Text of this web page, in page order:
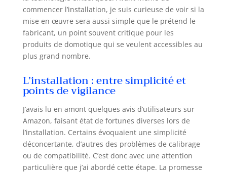
cas de tentative
d'intrusion grâce
au capteur
d'alarme 3D -
Volume du son de
grâce à Bridge One
avec messages
sur le téléphone
portable ; en cas
d'alarme ou
d'autres
événements Plus
de détails : de
commencer l’installation, je suis curieuse de voir si la
mise en œuvre sera aussi simple que le prétend le
fabricant, un point souvent critique pour les
produits de domotique qui se veulent accessibles au
plus grand nombre.
L’installation : entre simplicité et
points de vigilance
J’avais lu en amont quelques avis d’utilisateurs sur
Amazon, faisant état de fortunes diverses lors de
l’installation. Certains évoquaient une simplicité
déconcertante, d’autres des problèmes de calibrage
ou de compatibilité. C’est donc avec une attention
particulière que j’ai abordé cette étape. La promesse